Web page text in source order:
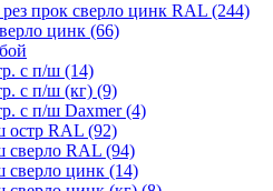
прок сверло цинк RAL (244)
цинк (66)
с п/ш (14)
с п/ш (кг) (9)
с п/ш Daxmer(4)
остр RAL (92)
сверло RAL (94)
сверло цинк (14)